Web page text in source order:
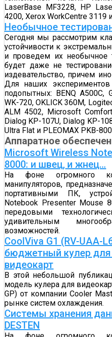
LaserBase MF3228, HP
4200, Xerox WorkCentre 3119
Необычное
Сегодня мы рассмотрим
устойчивости к
и проведем их необычное
будет даже не
издевательство, причем
Для наших
подопытных: BENQ A500C,
WK-720, OKLICK 360M,
ALM 4502, Microsoft
Dialog KP-107U, Dialog KP-
Ultra Flat и PLEOMAX PKB-
Аппаратное
Microsoft Wireless
8000: и швец, и жнец…
На фоне огромного
манипуляторов,
портативными ПК,
Notebook Presenter Mouse
передовыми
удивительным
возможностей.
CoolViva G1 (RV-UAA-
бюджетный кулер
видеокарт
В этой небольшой
модель кулера для
GP) от компании Cooler
рынке систем охлаждения.
Системы хранения
DESTEN